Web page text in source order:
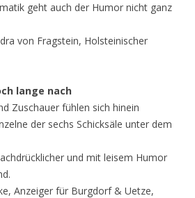
geht auch der Humor nicht ganz
von Fragstein, Holsteinischer
lange nach
Zuschauer fühlen sich hinein
der sechs Schicksäle unter dem
und mit leisem Humor
Anzeiger für Burgdorf & Uetze,